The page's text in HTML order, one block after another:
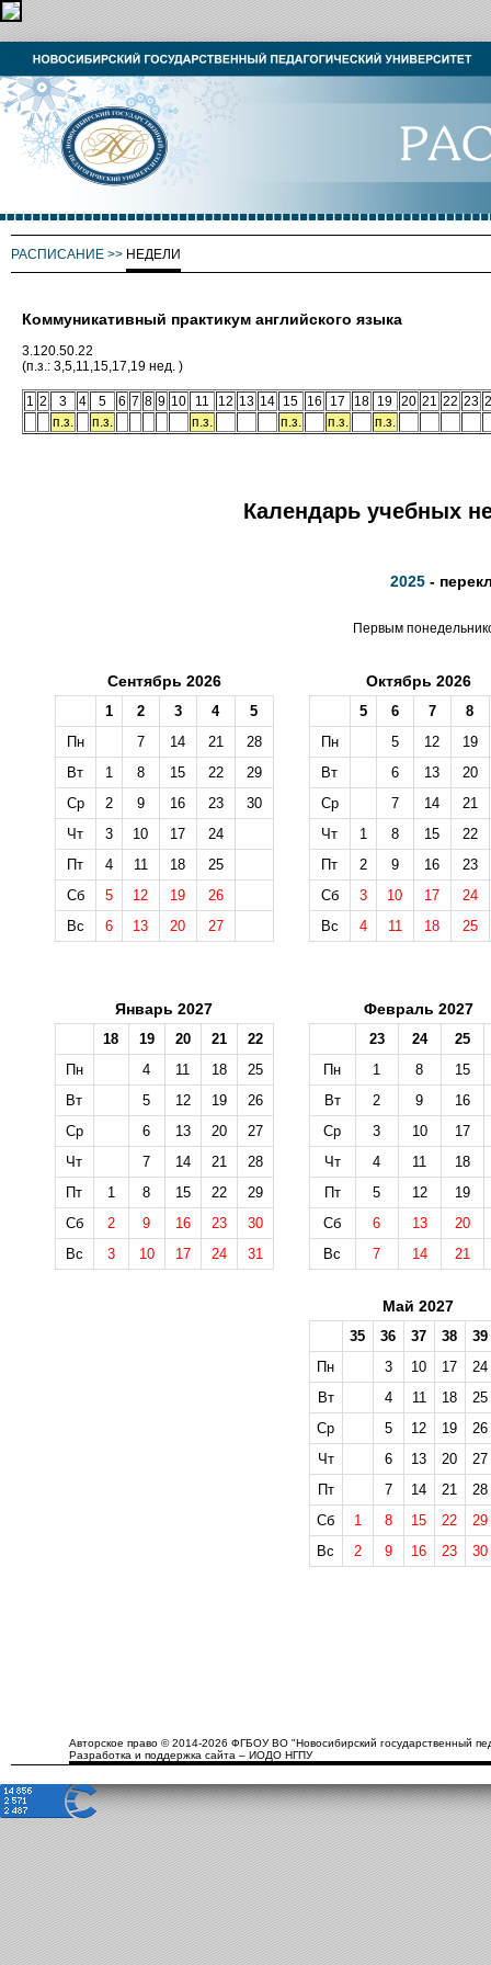
РАСПИСАНИЕ >> НЕДЕЛИ
Коммуникативный практикум английского языка
3.120.50.22
(п.з.: 3,5,11,15,17,19 нед. )
1 2 3 4 5 6 7 8 9 10 11 12 13 14 15 16 17 18 19 20 21 22 23
п.з.
п.з. п.з. п.з. п.з. п.з.
Календарь учебных
2025 -
Первым
Сентябрь 2026
1 2 3 4
5
Пн
7 14 21
28
Вт
1 8 15 22
29
Ср
2 9 16 23
30
Чт
3 10 17
24
Пт
4 11 18
25
Сб
5 12 19
26
Вс
6 13 20 27
Октябрь 2026
5 6 7
8
Пн
5 12
19
Вт
6 13
20
Ср
7 14
21
Чт
1 8 15
22
Пт
2 9 16
23
Сб
3 10 17
24
Вс
4 11 18 25
Январь 2027
18 19 20 21
22
Пн
4 11 18
25
Вт
5 12 19
26
Ср
6 13 20
27
Чт
7 14 21
28
Пт
1 8 15 22
29
Сб
2 9 16 23
30
Вс
3 10 17 24 31
Февраль 2027
23 24
25
Пн
1 8
15
Вт
2 9
16
Ср
3 10
17
Чт
4 11
18
Пт
5 12
19
Сб
6 13
20
Вс
7 14 21
Май 2027
35 36 37 38
39
Пн
3 10 17
24
Вт
4 11 18
25
Ср
5 12 19
26
Чт
6 13 20
27
Пт
7 14 21
28
Сб
1 8 15 22
29
Вс
2 9 16 23 30
Авторское право © 2014-2026 ФГБОУ ВО "Новосибирский государственный
Разработка и поддержка сайта – ИОДО НГПУ